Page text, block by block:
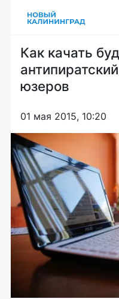
Как качать
юзеров
01 мая 2015, 10:20